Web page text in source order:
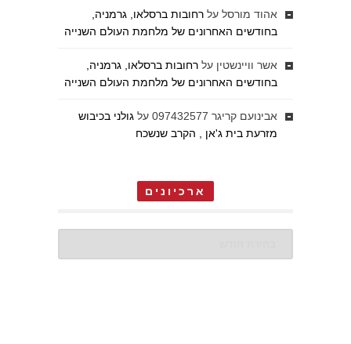
אהוד מורסל על רחובות ברסלאו, גרמניה,
בחודשים האחרונים של מלחמת העולם השנייה
אשר וויינשטין על רחובות ברסלאו, גרמניה,
בחודשים האחרונים של מלחמת העולם השנייה
אבינועם קריגר 097432577 על גולני בכיבוש
מזרעת בית ג'אן , הקרב שנשכח
ארכיונים